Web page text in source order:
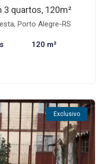
3 quartos, 120m²
Porto Alegre-RS
120 m²
Exclusivo